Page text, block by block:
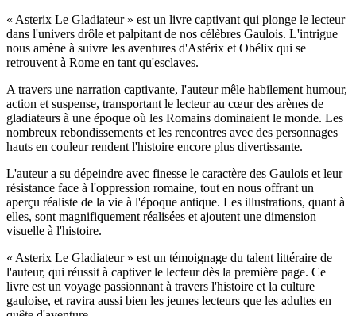
« Asterix Le Gladiateur » est un livre captivant qui plonge le lecteur
dans l'univers drôle et palpitant de nos célèbres Gaulois. L'intrigue
nous amène à suivre les aventures d'Astérix et Obélix qui se
retrouvent à Rome en tant qu'esclaves.
A travers une narration captivante, l'auteur mêle habilement humour,
action et suspense, transportant le lecteur au cœur des arènes de
gladiateurs à une époque où les Romains dominaient le monde. Les
nombreux rebondissements et les rencontres avec des personnages
hauts en couleur rendent l'histoire encore plus divertissante.
L'auteur a su dépeindre avec finesse le caractère des Gaulois et leur
résistance face à l'oppression romaine, tout en nous offrant un
aperçu réaliste de la vie à l'époque antique. Les illustrations, quant à
elles, sont magnifiquement réalisées et ajoutent une dimension
visuelle à l'histoire.
« Asterix Le Gladiateur » est un témoignage du talent littéraire de
l'auteur, qui réussit à captiver le lecteur dès la première page. Ce
livre est un voyage passionnant à travers l'histoire et la culture
gauloise, et ravira aussi bien les jeunes lecteurs que les adultes en